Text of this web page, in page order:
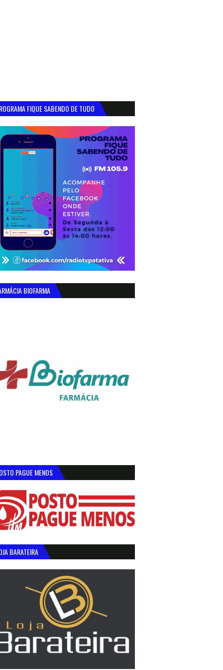
FIQUE SABENDO DE TUDO
BIOFARMA
PAGUE MENOS
BARATEIRA